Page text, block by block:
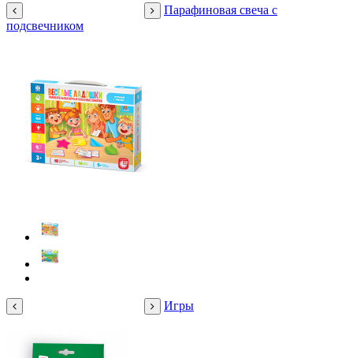
Парафиновая свеча с
подсвечником
Игры